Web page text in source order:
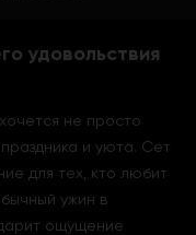
удовольствия
не просто
и уюта. Сет
для тех, кто любит
ужин в
ощущение